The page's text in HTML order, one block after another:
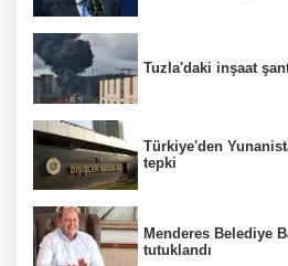
Tuzla'daki inşaat
Türkiye'den
tepki
Menderes Belediye
tutuklandı